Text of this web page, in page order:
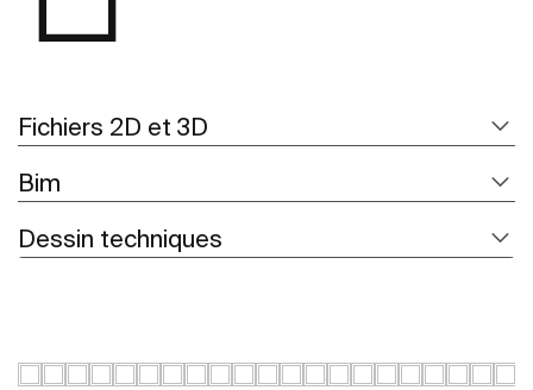
Fichiers 2D et 3D
Bim
Dessin techniques